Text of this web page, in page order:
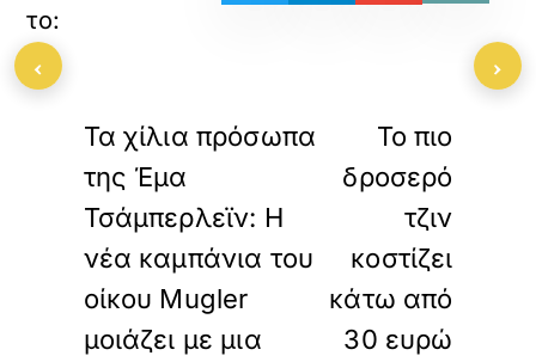
«
Τα χίλια πρόσωπα
της Έμα
Τσάμπερλεϊν: Η
νέα καμπάνια του
οίκου Mugler
μοιάζει με μια
»
Το πιο
δροσερό
τζιν
κοστίζει
κάτω από
30 ευρώ
‹ ›